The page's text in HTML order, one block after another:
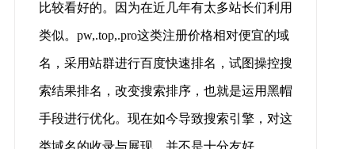
比较看好的。因为在近几年有太多站长们利用
类似。pw,.top,.pro这类注册价格相对便宜的域
名，采用站群进行百度快速排名，试图操控搜
索结果排名，改变搜索排序，也就是运用黑帽
手段进行优化。现在如今导致搜索引擎，对这